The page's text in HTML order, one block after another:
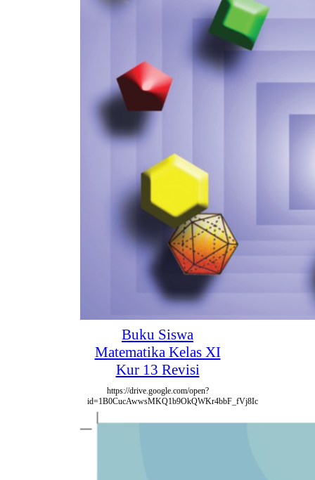
Buku Siswa
Matematika Kelas XI
Kur 13 Revisi
https://drive.google.com/open?
id=1B0CucAwwsMKQ1b9OkQWKr4bbF_fVj8Ic